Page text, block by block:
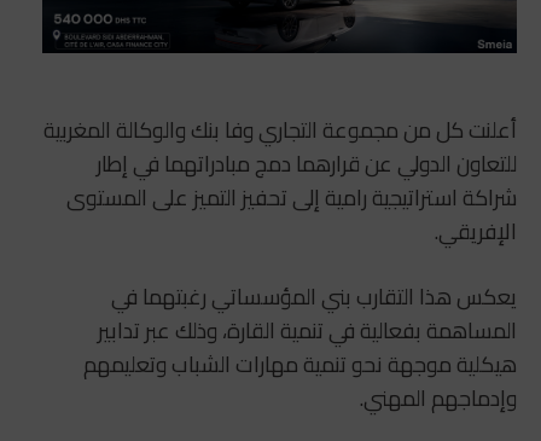
أعلنت كل من مجموعة التجاري وفا بنك والوكالة المغربية
للتعاون الدولي عن قرارهما دمج مبادراتهما في إطار
شراكة استراتيجية رامية إلى تحفيز التميز على المستوى
الإفريقي.
يعكس هذا التقارب بني المؤسساتي رغبتهما في
المساهمة بفعالية في تنمية القارة، وذلك عبر تدابير
هيكلية موجهة نحو تنمية مهارات الشباب وتعليمهم
وإدماجهم المهني.